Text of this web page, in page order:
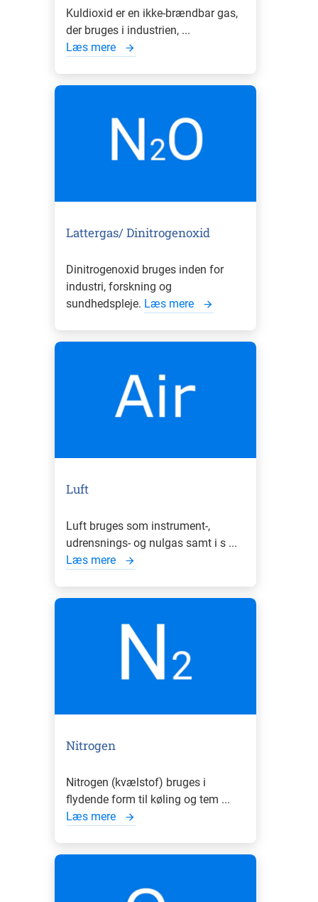
Kuldioxid er en ikke-brændbar gas,
der bruges i industrien, ...
Læs mere
Lattergas/ Dinitrogenoxid
Dinitrogenoxid bruges inden for
industri, forskning og
sundhedspleje. Læs mere
Luft
Luft bruges som instrument-,
udrensnings- og nulgas samt i s ...
Læs mere
Nitrogen
Nitrogen (kvælstof) bruges i
flydende form til køling og tem ...
Læs mere